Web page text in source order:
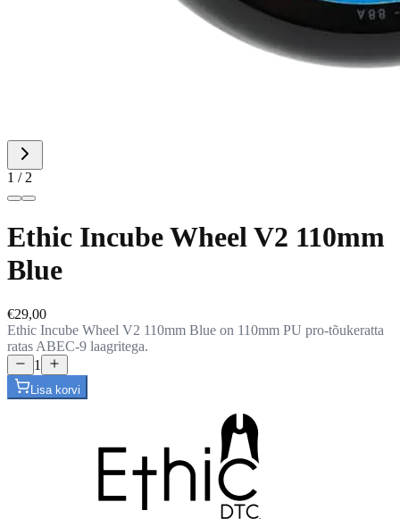
1 / 2
Ethic Incube Wheel V2 110mm
Blue
€29,00
Ethic Incube Wheel V2 110mm Blue on 110mm PU pro-tõukeratta
ratas ABEC-9 laagritega.
1
Lisa korvi